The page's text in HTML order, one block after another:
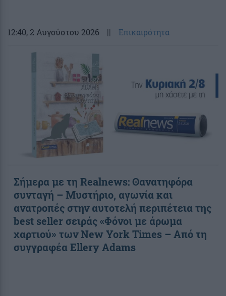
12:40, 2 Αυγούστου 2026 || Επικαιρότητα
Σήμερα με τη Realnews: Θανατηφόρα
συνταγή – Μυστήριο, αγωνία και
ανατροπές στην αυτοτελή περιπέτεια της
best seller σειράς «Φόνοι με άρωμα
χαρτιού» των New York Times – Από τη
συγγραφέα Ellery Adams